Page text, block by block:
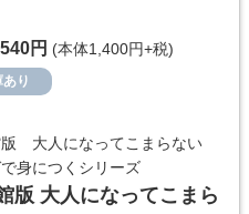
円 (本体1,400円+税)
り
版 大人になってこまらない
身につくシリーズ
版 大人になってこまら